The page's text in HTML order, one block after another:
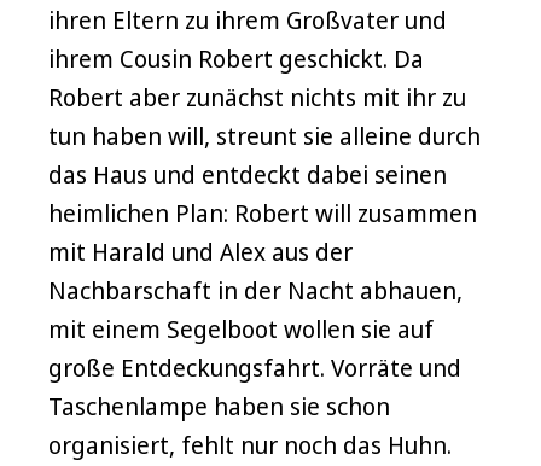
ihren Eltern zu ihrem Großvater und
ihrem Cousin Robert geschickt. Da
Robert aber zunächst nichts mit ihr zu
tun haben will, streunt sie alleine durch
das Haus und entdeckt dabei seinen
heimlichen Plan: Robert will zusammen
mit Harald und Alex aus der
Nachbarschaft in der Nacht abhauen,
mit einem Segelboot wollen sie auf
große Entdeckungsfahrt. Vorräte und
Taschenlampe haben sie schon
organisiert, fehlt nur noch das Huhn.